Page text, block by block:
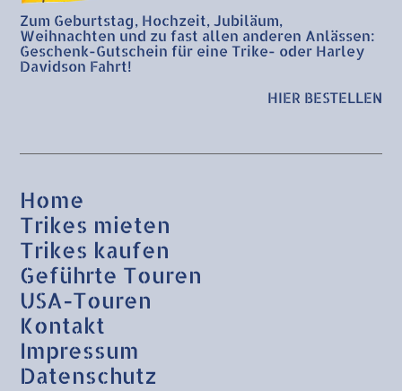
Zum Geburtstag, Hochzeit, Jubiläum,
Weihnachten und zu fast allen anderen Anlässen:
Geschenk-Gutschein für eine Trike- oder Harley
Davidson Fahrt!
HIER BESTELLEN
Home
Trikes mieten
Trikes kaufen
Geführte Touren
USA-Touren
Kontakt
Impressum
Datenschutz